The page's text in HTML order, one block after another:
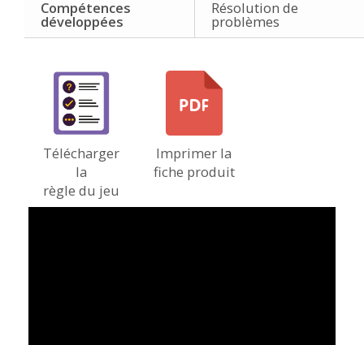
Compétences
développées
Résolution de
problèmes
Télécharger
la
règle du jeu
Imprimer la
fiche produit